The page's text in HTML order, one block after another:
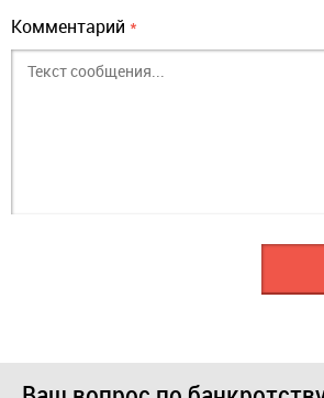
Комментарий *